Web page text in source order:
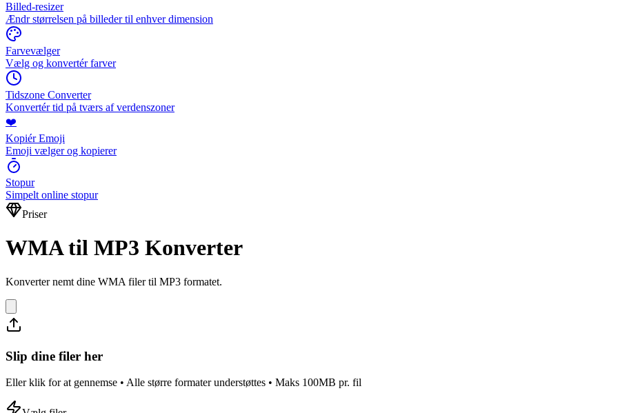
Billed-resizer
Ændr størrelsen på billeder til enhver dimension
Farvevælger
Vælg og konvertér farver
Tidszone Converter
Konvertér tid på tværs af verdenszoner
❤️
Kopiér Emoji
Emoji vælger og kopierer
Stopur
Simpelt online stopur
Priser
WMA til MP3 Konverter
Konverter nemt dine WMA filer til MP3 formatet.
Slip dine filer her
Eller klik for at gennemse • Alle større formater understøttes • Maks 100MB pr. fil